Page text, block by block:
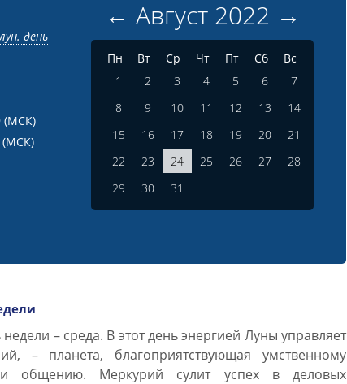
день
(МСК)
(МСК)
← Август 2022 →
Пн Вт Ср Чт Пт Сб
Вс
1
2 3 4 5 6
7
8
9 10 11 12 13
14
15
16 17 18 19 20
21
22
23 24 25 26 27
28
29
30 31
– среда. В этот день энергией Луны управляет
– планета, благоприятствующая умственному
общению. Меркурий сулит успех в деловых